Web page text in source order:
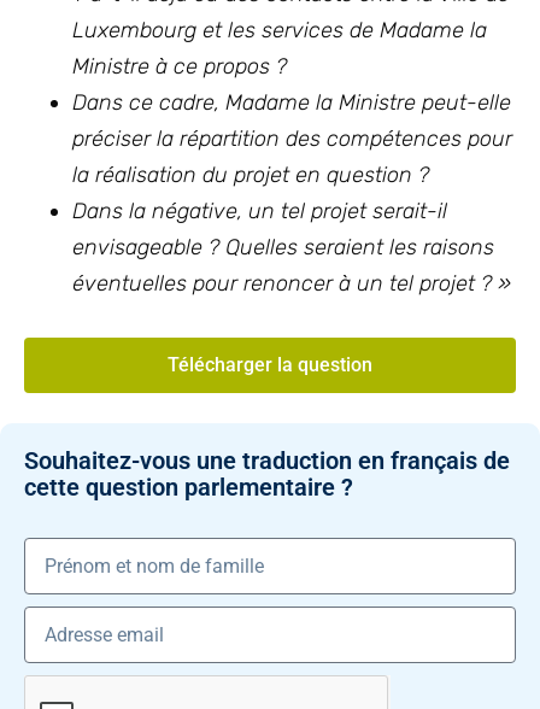
Luxembourg et les services de Madame la
Ministre à ce propos ?
Dans ce cadre, Madame la Ministre peut-elle
préciser la répartition des compétences pour
la réalisation du projet en question ?
Dans la négative, un tel projet serait-il
envisageable ? Quelles seraient les raisons
éventuelles pour renoncer à un tel projet ? »
Télécharger la question
Souhaitez-vous une traduction en français de
cette question parlementaire ?